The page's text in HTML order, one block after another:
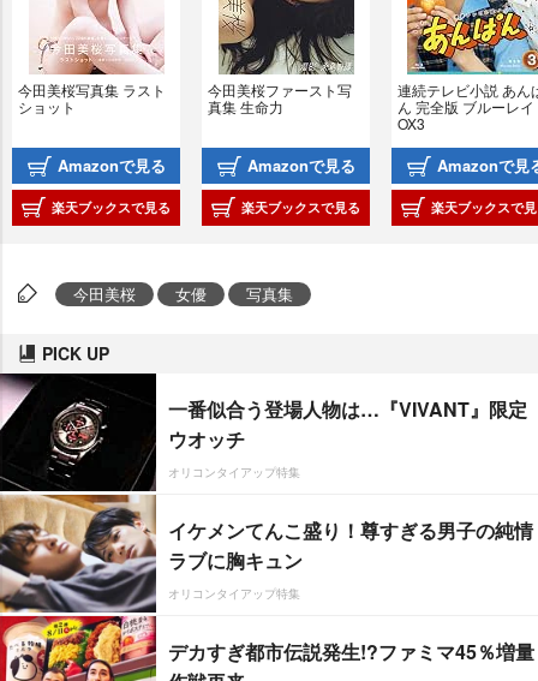
今田美桜写真集 ラスト
ショット
Amazonで見る
楽天ブックスで見る
今田美桜ファースト写
真集 生命力
Amazonで見る
楽天ブックスで見る
連続テレビ小説 あん
ん 完全版 ブルーレイ
OX3
Amazonで見
楽天ブックスで
今田美桜 女優 写真集
PICK UP
一番似合う登場人物は…『VIVANT』限定
ウオッチ
オリコンタイアップ特集
イケメンてんこ盛り！尊すぎる男子の純情
ラブに胸キュン
オリコンタイアップ特集
デカすぎ都市伝説発生!?ファミマ45％増量